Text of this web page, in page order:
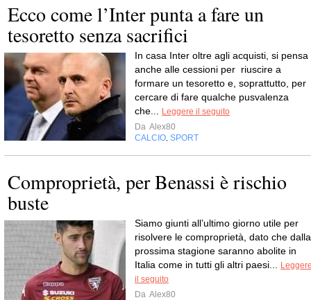
Ecco come l’Inter punta a fare un
tesoretto senza sacrifici
In casa Inter oltre agli acquisti, si pensa
anche alle cessioni per riuscire a
formare un tesoretto e, soprattutto, per
cercare di fare qualche pusvalenza
che...
Leggere il seguito
Da Alex80
CALCIO SPORT
Comproprietà, per Benassi è rischio
buste
Siamo giunti all’ultimo giorno utile per
risolvere le comproprietà, dato che dalla
prossima stagione saranno abolite in
Italia come in tutti gli altri paesi...
il seguito
Da Alex80